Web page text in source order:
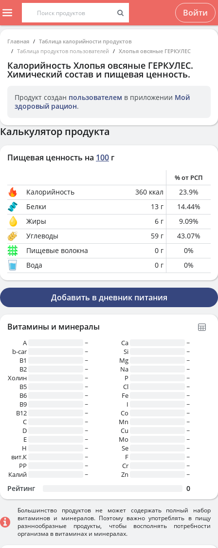
Войти
Главная
Таблица калорийности продуктов
Таблица продуктов пользователей
Хлопья овсяные ГЕРКУЛЕС
Калорийность Хлопья овсяные ГЕРКУЛЕС.
Химический состав и пищевая ценность.
Продукт создан пользователем в приложении Мой
здоровый рацион.
Калькулятор продукта
Пищевая ценность на 100 г
% от РСП
Калорийность 360 ккал 23.9%
Белки
13 г 14.44%
Жиры
6 г 9.09%
Углеводы
59 г 43.07%
Пищевые волокна
0 г 0%
Вода
0 г 0%
Добавить в дневник питания
Витамины и минералы
A
~
b-car
~
В1
~
B2
~
Холин
~
B5
~
B6
~
B9
~
B12
~
C
~
D
~
E
~
H
~
вит.К
~
PP
~
Калий
~
Ca
~
Si
~
Mg
~
Na
~
P
~
Cl
~
Fe
~
I
~
Co
~
Mn
~
Cu
~
Mo
~
Se
~
F
~
Cr
~
Zn
~
Рейтинг 0
Большинство продуктов не может содержать полный набор
витаминов и минералов. Поэтому важно употреблять в пищу
разннообразные продукты, чтобы восполнять потребности
организма в витаминах и минералах.